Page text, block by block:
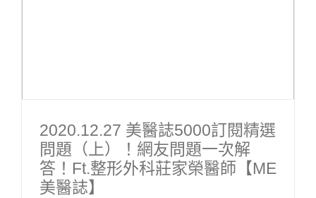
2020.12.27 美醫誌5000訂閱精選
問題（上）！網友問題一次解
答！ft.整形外科莊家榮醫師【ME
美醫誌】